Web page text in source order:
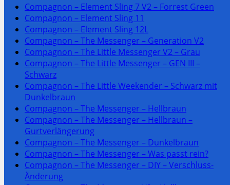
Compagnon – Element Sling 7 V2 – Forrest Green
Compagnon – Element Sling 11
Compagnon – Element Sling 12L
Compagnon – The Messenger – Generation V2
Compagnon – The Little Messenger V2 – Grau
Compagnon – The Little Messenger – GEN III –
Schwarz
Compagnon – The Little Weekender – Schwarz mit
Dunkelbraun
Compagnon – The Messenger – Hellbraun
Compagnon – The Messenger – Hellbraun –
Gurtverlängerung
Compagnon – The Messenger – Dunkelbraun
Compagnon – The Messenger – Was passt rein?
Compagnon – The Messenger – DIY – Verschluss-
Änderung